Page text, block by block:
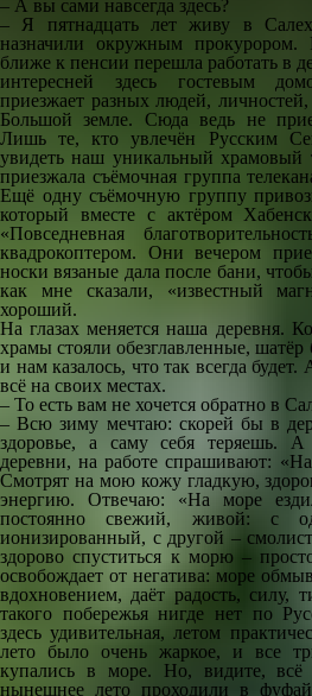
– А вы сами навсегда здесь?
– Я пятнадцать лет живу в
назначили окружным
ближе к пенсии перешла работать в
интересней здесь гостевым
приезжает разных людей,
Большой земле. Сюда ведь не
Лишь те, кто увлечён Русским
увидеть наш уникальный
приезжала съёмочная группа
Ещё одну съёмочную группу
который вместе с актёром
«Повседневная
квадрокоптером. Они вечером
носки вязаные дала после бани,
как мне сказали, «известный
хороший.
На глазах меняется наша деревня.
храмы стояли обезглавленные,
и нам казалось, что так всегда будет.
всё на своих местах.
– То есть вам не хочется обратно в
– Всю зиму мечтаю: скорей бы в
здоровье, а саму себя теряешь.
деревни, на работе спрашивают:
Смотрят на мою кожу гладкую,
энергию. Отвечаю: «На море
постоянно свежий, живой: с
ионизированный, с другой –
здорово спуститься к морю –
освобождает от негатива: море
вдохновением, даёт радость, силу,
такого побережья нигде нет по
здесь удивительная, летом
лето было очень жаркое, и все
купались в море. Но, видите,
нынешнее лето проходили в